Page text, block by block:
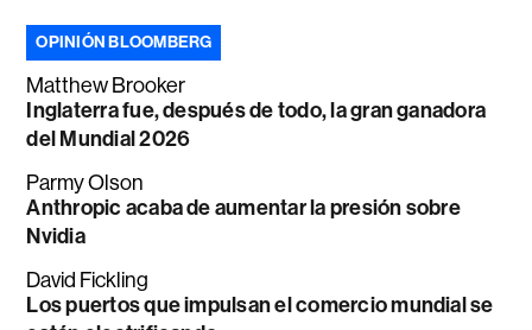
OPINIÓN BLOOMBERG
Matthew Brooker
Inglaterra fue, después de todo, la gran ganadora
del Mundial 2026
Parmy Olson
Anthropic acaba de aumentar la presión sobre
Nvidia
David Fickling
Los puertos que impulsan el comercio mundial se